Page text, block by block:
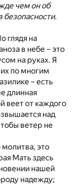
чем он об
глядя на
в небе – это
на руках. Я
по многим
– есть
длинная
веет от каждого
над
ветер не
молитва, это
Мать здесь
нашей
надежду;